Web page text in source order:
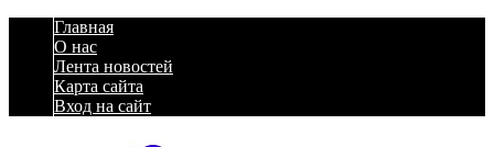
Главная
О нас
Лента новостей
Карта сайта
Вход на сайт